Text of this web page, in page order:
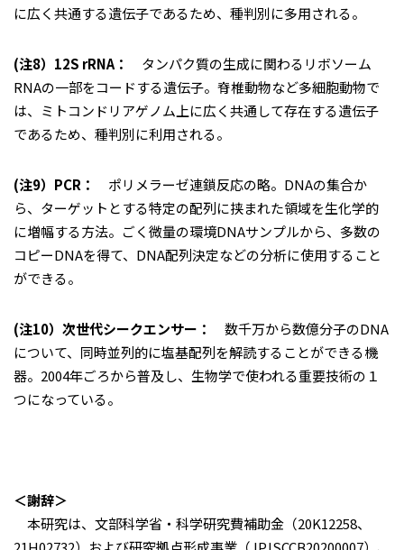
に広く共通する遺伝子であるため、種判別に多用される。
(注8）12S rRNA：
タンパク質の生成に関わるリボソーム
RNAの一部をコードする遺伝子。脊椎動物など多細胞動物で
は、ミトコンドリアゲノム上に広く共通して存在する遺伝子
であるため、種判別に利用される。
(注9）PCR：
ポリメラーゼ連鎖反応の略。DNAの集合か
ら、ターゲットとする特定の配列に挟まれた領域を生化学的
に増幅する方法。ごく微量の環境DNAサンプルから、多数の
コピーDNAを得て、DNA配列決定などの分析に使用すること
ができる。
(注10）次世代シークエンサー： 数千万から数億分子のDNA
について、同時並列的に塩基配列を解読することができる機
器。2004年ごろから普及し、生物学で使われる重要技術の１
つになっている。
＜謝辞＞
本研究は、文部科学省・科学研究費補助金（20K12258、